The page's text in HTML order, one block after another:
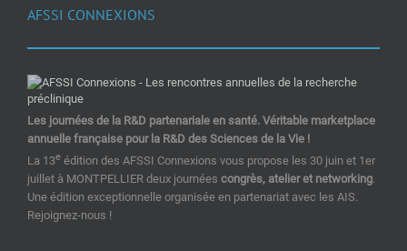
AFSSI CONNEXIONS
Les journées de la R&D partenariale en santé. Véritable marketplace
annuelle française pour la R&D des Sciences de la Vie !
La 13e édition des AFSSI Connexions vous propose les 30 juin et 1er
juillet à MONTPELLIER deux journées congrès, atelier et networking.
Une édition exceptionnelle organisée en partenariat avec les AIS.
Rejoignez-nous !